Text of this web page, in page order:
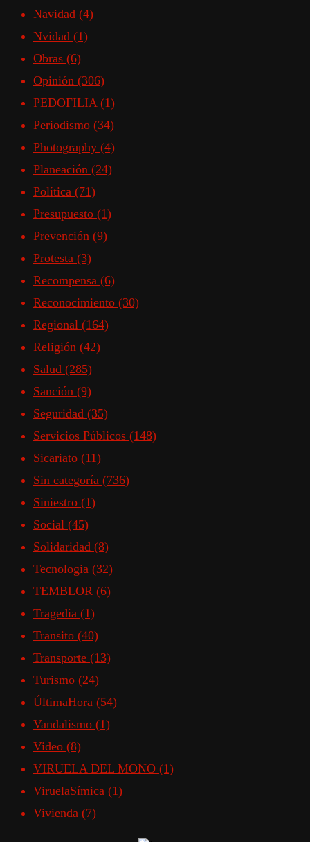
Navidad (4)
Nvidad (1)
Obras (6)
Opinión (306)
PEDOFILIA (1)
Periodismo (34)
Photography (4)
Planeación (24)
Política (71)
Presupuesto (1)
Prevención (9)
Protesta (3)
Recompensa (6)
Reconocimiento (30)
Regional (164)
Religión (42)
Salud (285)
Sanción (9)
Seguridad (35)
Servicios Públicos (148)
Sicariato (11)
Sin categoría (736)
Siniestro (1)
Social (45)
Solidaridad (8)
Tecnologia (32)
TEMBLOR (6)
Tragedia (1)
Transito (40)
Transporte (13)
Turismo (24)
ÚltimaHora (54)
Vandalismo (1)
Video (8)
VIRUELA DEL MONO (1)
ViruelaSímica (1)
Vivienda (7)